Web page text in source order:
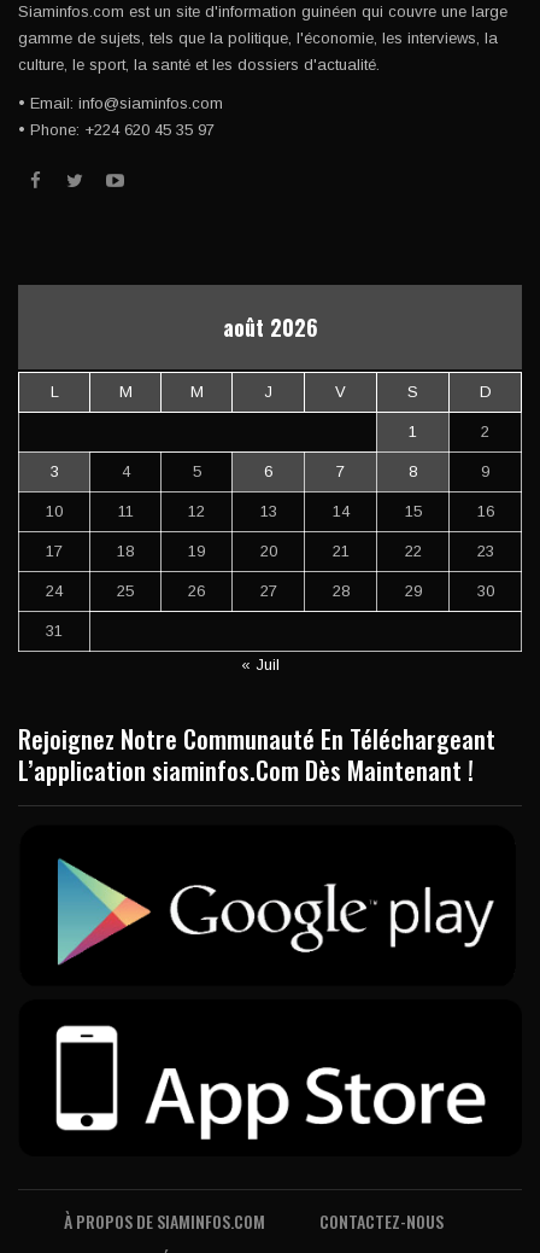
Siaminfos.com est un site d'information guinéen qui couvre une large
gamme de sujets, tels que la politique, l'économie, les interviews, la
culture, le sport, la santé et les dossiers d'actualité.
• Email: info@siaminfos.com
• Phone: +224 620 45 35 97
août 2026
L M M J V S D
1 2
3 4 5 6 7 8 9
10 11 12 13 14 15 16
17 18 19 20 21 22 23
24 25 26 27 28 29 30
31
« Juil
Rejoignez Notre Communauté En Téléchargeant
L’application siaminfos.Com Dès Maintenant !
À PROPOS DE SIAMINFOS.COM
CONTACTEZ-NOUS